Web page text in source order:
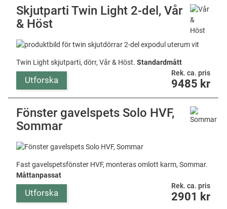
Skjutparti Twin Light 2-del, Vår
& Höst
Twin Light skjutparti, dörr, Vår & Höst. Standardmått
Utforska
Rek. ca. pris
9485 kr
Fönster gavelspets Solo HVF,
Sommar
Fast gavelspetsfönster HVF, monteras omlott karm, Sommar.
Måttanpassat
Utforska
Rek. ca. pris
2901 kr